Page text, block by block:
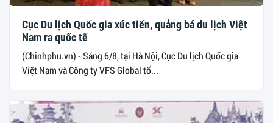
Cục Du lịch Quốc gia xúc tiến, quảng bá du lịch Việt
Nam ra quốc tế
(Chinhphu.vn) - Sáng 6/8, tại Hà Nội, Cục Du lịch Quốc gia
Việt Nam và Công ty VFS Global tổ...